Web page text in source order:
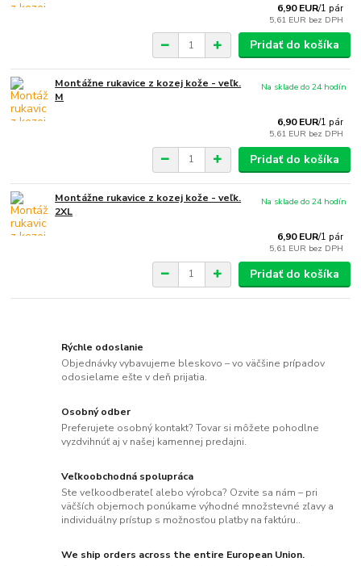
6,90 EUR/1 pár
5,61 EUR bez DPH
Pridať do košíka
Montážne rukavice z kozej kože - veľk.
M
6,90 EUR/1 pár
5,61 EUR bez DPH
Na sklade do 24 hodín
Pridať do košíka
Montážne rukavice z kozej kože - veľk.
2XL
6,90 EUR/1 pár
5,61 EUR bez DPH
Na sklade do 24 hodín
Pridať do košíka
Rýchle odoslanie
Objednávky vybavujeme bleskovo – vo väčšine prípadov
odosielame ešte v deň prijatia.
Osobný odber
Preferujete osobný kontakt? Tovar si môžete pohodlne
vyzdvihnúť aj v našej kamennej predajni.
Veľkoobchodná spolupráca
Ste veľkoodberateľ alebo výrobca? Ozvite sa nám – pri
väčších objemoch ponúkame výhodné množstevné zľavy a
individuálny prístup s možnosťou platby na faktúru..
We ship orders across the entire European Union.